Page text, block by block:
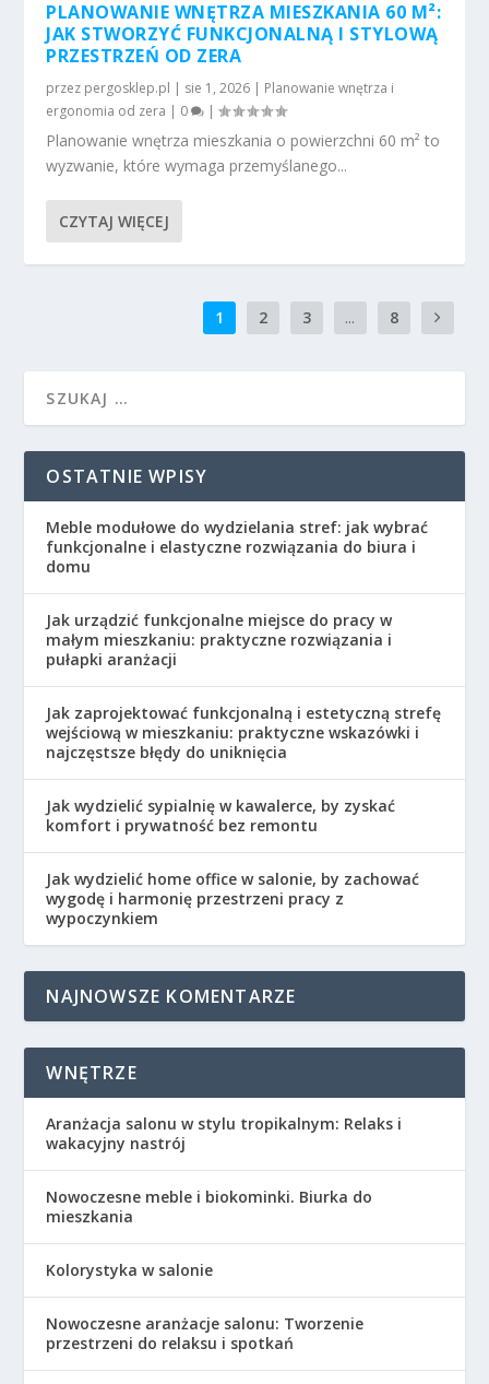
PLANOWANIE WNĘTRZA MIESZKANIA 60 M²:
JAK STWORZYĆ FUNKCJONALNĄ I STYLOWĄ
PRZESTRZEŃ OD ZERA
przez pergosklep.pl | sie 1, 2026 | Planowanie wnętrza i
ergonomia od zera | 0 |
Planowanie wnętrza mieszkania o powierzchni 60 m² to
wyzwanie, które wymaga przemyślanego...
CZYTAJ WIĘCEJ
1 2 3 ... 8
OSTATNIE WPISY
Meble modułowe do wydzielania stref: jak wybrać
funkcjonalne i elastyczne rozwiązania do biura i
domu
Jak urządzić funkcjonalne miejsce do pracy w
małym mieszkaniu: praktyczne rozwiązania i
pułapki aranżacji
Jak zaprojektować funkcjonalną i estetyczną strefę
wejściową w mieszkaniu: praktyczne wskazówki i
najczęstsze błędy do uniknięcia
Jak wydzielić sypialnię w kawalerce, by zyskać
komfort i prywatność bez remontu
Jak wydzielić home office w salonie, by zachować
wygodę i harmonię przestrzeni pracy z
wypoczynkiem
NAJNOWSZE KOMENTARZE
WNĘTRZE
Aranżacja salonu w stylu tropikalnym: Relaks i
wakacyjny nastrój
Nowoczesne meble i biokominki. Biurka do
mieszkania
Kolorystyka w salonie
Nowoczesne aranżacje salonu: Tworzenie
przestrzeni do relaksu i spotkań